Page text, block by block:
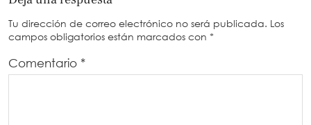
Tu dirección de correo electrónico no será publicada. Los
campos obligatorios están marcados con *
Comentario *